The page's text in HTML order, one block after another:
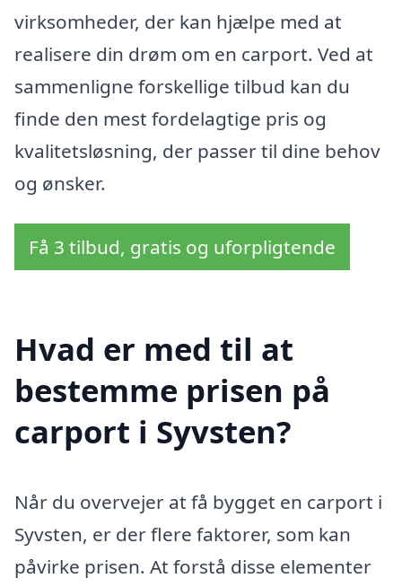
virksomheder, der kan hjælpe med at
realisere din drøm om en carport. Ved at
sammenligne forskellige tilbud kan du
finde den mest fordelagtige pris og
kvalitetsløsning, der passer til dine behov
og ønsker.
Få 3 tilbud, gratis og uforpligtende
Hvad er med til at
bestemme prisen på
carport i Syvsten?
Når du overvejer at få bygget en carport i
Syvsten, er der flere faktorer, som kan
påvirke prisen. At forstå disse elementer